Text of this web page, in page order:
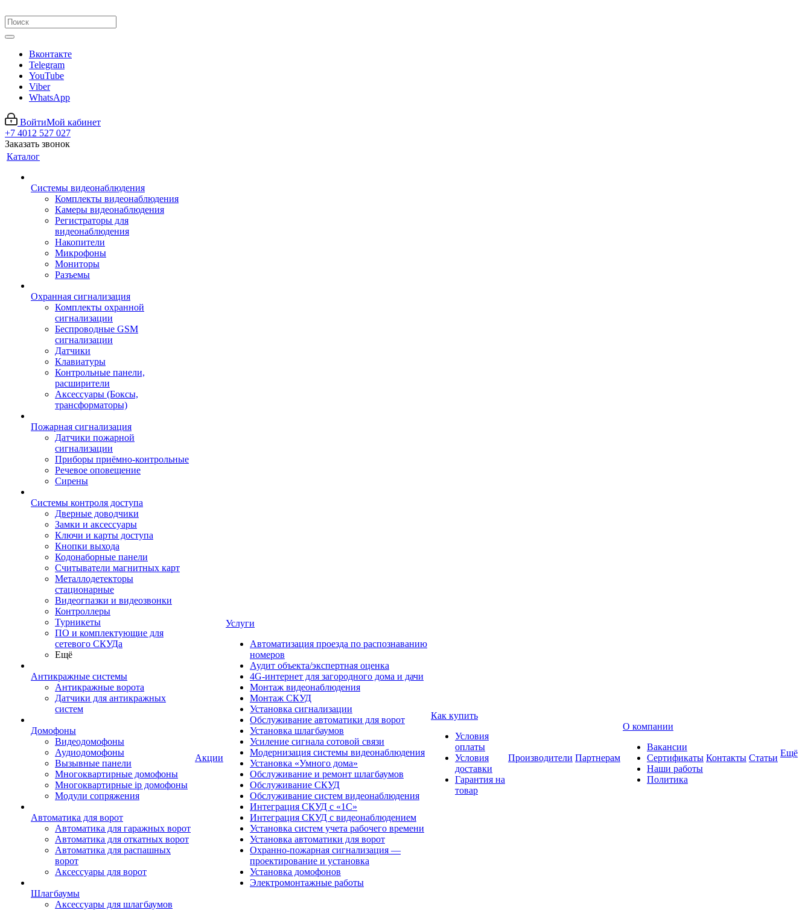
Вконтакте
Telegram
YouTube
Viber
WhatsApp
ВойтиМой кабинет
+7 4012 527 027
Заказать звонок
Каталог
Системы видеонаблюдения
Комплекты видеонаблюдения
Камеры видеонаблюдения
Регистраторы для
видеонаблюдения
Накопители
Микрофоны
Мониторы
Разъемы
Охранная сигнализация
Комплекты охранной
сигнализации
Беспроводные GSM
сигнализации
Датчики
Клавиатуры
Контрольные панели,
расширители
Аксессуары (Боксы,
трансформаторы)
Пожарная сигнализация
Датчики пожарной
сигнализации
Приборы приёмно-контрольные
Речевое оповещение
Сирены
Системы контроля доступа
Дверные доводчики
Замки и аксессуары
Ключи и карты доступа
Кнопки выхода
Кодонаборные панели
Считыватели магнитных карт
Металлодетекторы
стационарные
Видеогпазки и видеозвонки
Контроллеры
Турникеты
ПО и комплектующие для
сетевого СКУДа
Ещё
Антикражные системы
Антикражные ворота
Датчики для антикражных
систем
Домофоны
Видеодомофоны
Аудиодомофоны
Вызывные панели
Многоквартирные домофоны
Многоквартирные ip домофоны
Модули сопряжения
Автоматика для ворот
Автоматика для гаражных ворот
Автоматика для откатных ворот
Автоматика для распашных
ворот
Аксессуары для ворот
Шлагбаумы
Аксессуары для шлагбаумов
Акции
Услуги
Автоматизация проезда по распознаванию
номеров
Аудит объекта/экспертная оценка
4G-интернет для загородного дома и дачи
Монтаж видеонаблюдения
Монтаж СКУД
Установка сигнализации
Обслуживание автоматики для ворот
Установка шлагбаумов
Усиление сигнала сотовой связи
Модернизация системы видеонаблюдения
Установка «Умного дома»
Обслуживание и ремонт шлагбаумов
Обслуживание СКУД
Обслуживание систем видеонаблюдения
Интеграция СКУД с «1С»
Интеграция СКУД с видеонаблюдением
Установка систем учета рабочего времени
Установка автоматики для ворот
Охранно-пожарная сигнализация —
проектирование и установка
Установка домофонов
Электромонтажные работы
Как купить
Условия
оплаты
Условия
доставки
Гарантия на
товар
Производители Партнерам
О компании
Вакансии
Сертификаты
Наши работы
Политика
Контакты Статьи Ещё